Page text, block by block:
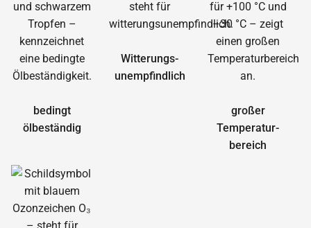
bedingt
ölbeständig
Witterungs­
unempfindlich
großer
Temperatur­
bereich